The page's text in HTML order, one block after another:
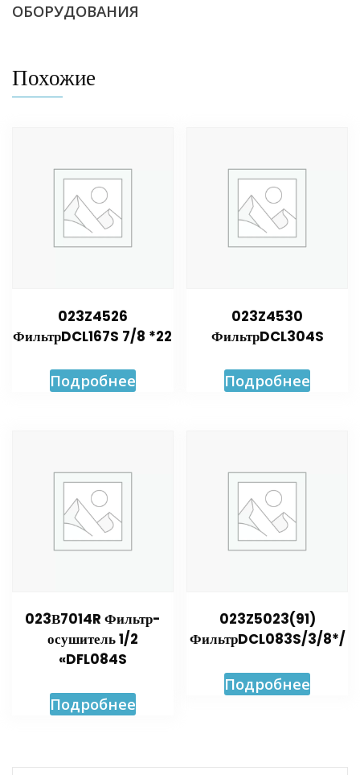
ОБОРУДОВАНИЯ
Похожие
023Z4526
ФильтрDCL167S 7/8 *22
Подробнее
023Z4530
ФильтрDCL304S
Подробнее
023В7014R Фильтр-
осушитель 1/2
«DFL084S
Подробнее
023Z5023(91)
ФильтрDCL083S/3/8*/
Подробнее